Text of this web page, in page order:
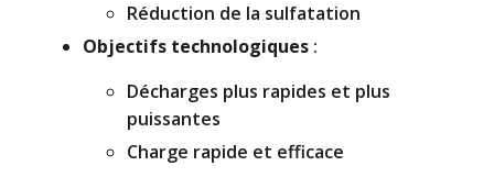
Réduction de la sulfatation
Objectifs technologiques :
Décharges plus rapides et plus
puissantes
Charge rapide et efficace